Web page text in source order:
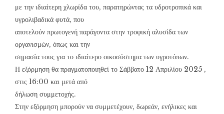
με την ιδιαίτερη χλωρίδα του, παρατηρώντας τα υδροτροπικά και
υγρολιβαδικά φυτά, που
αποτελούν πρωτογενή παράγοντα στην τροφική αλυσίδα των
οργανισμών, όπως και την
σημασία τους για το ιδιαίτερο οικοσύστημα των υγροτόπων.
Η εξόρμηση θα πραγματοποιηθεί το Σάββατο 12 Απριλίου 2025 ,
στις 16:00 και μετά από
δήλωση συμμετοχής.
Στην εξόρμηση μπορούν να συμμετέχουν, δωρεάν, ενήλικες και